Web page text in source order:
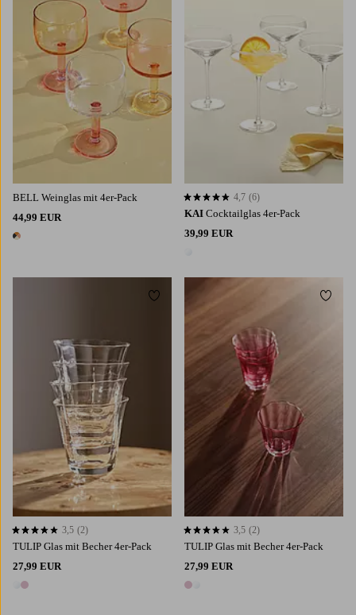
BELL Weinglas mit 4er-Pack
44,99 EUR
1 Farbe
KAI Cocktailglas 4er-Pack
39,99 EUR
4,7 basierend auf 6 Bewertungen
4,7 (6)
TULIP Glas mit Becher 4er-Pack
27,99 EUR
2 Farben
3,5 basierend auf 2 Bewertungen
3,5 (2)
Zu Favoriten hinzufügen
TULIP Glas mit Becher 4er-Pack
27,99 EUR
2 Farben
3,5 basierend auf 2 Bewertungen
3,5 (2)
Zu